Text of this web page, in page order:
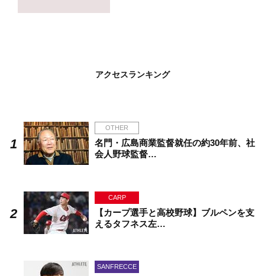
アクセスランキング
OTHER
名門・広島商業監督就任の約30年前、社
会人野球監督…
CARP
【カープ選手と高校野球】ブルペンを支
えるタフネス左…
SANFRECCE